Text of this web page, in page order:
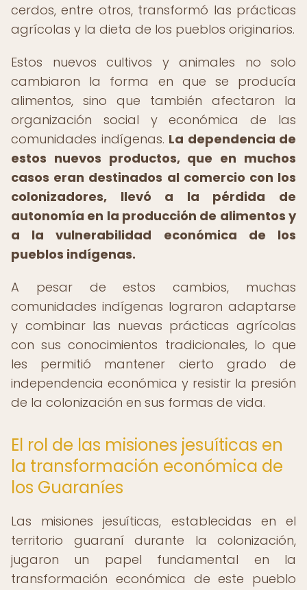
cerdos, entre otros, transformó las prácticas
agrícolas y la dieta de los pueblos originarios.
Estos nuevos cultivos y animales no solo
cambiaron la forma en que se producía
alimentos, sino que también afectaron la
organización social y económica de las
comunidades indígenas. La dependencia de
estos nuevos productos, que en muchos
casos eran destinados al comercio con los
colonizadores, llevó a la pérdida de
autonomía en la producción de alimentos y
a la vulnerabilidad económica de los
pueblos indígenas.
A pesar de estos cambios, muchas
comunidades indígenas lograron adaptarse
y combinar las nuevas prácticas agrícolas
con sus conocimientos tradicionales, lo que
les permitió mantener cierto grado de
independencia económica y resistir la presión
de la colonización en sus formas de vida.
El rol de las misiones jesuíticas en
la transformación económica de
los Guaraníes
Las misiones jesuíticas, establecidas en el
territorio guaraní durante la colonización,
jugaron un papel fundamental en la
transformación económica de este pueblo